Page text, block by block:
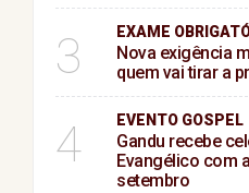
3 EXAME
Nova exigência
quem vai tirar a
4 EVENTO GOSPEL
Gandu recebe
Evangélico com
setembro